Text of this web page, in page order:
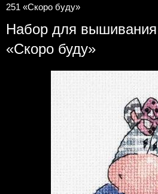
251 «Скоро буду»
Набор для
«Скоро буду»